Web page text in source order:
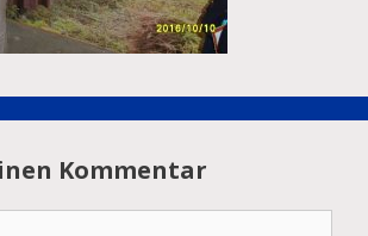
Kommentar